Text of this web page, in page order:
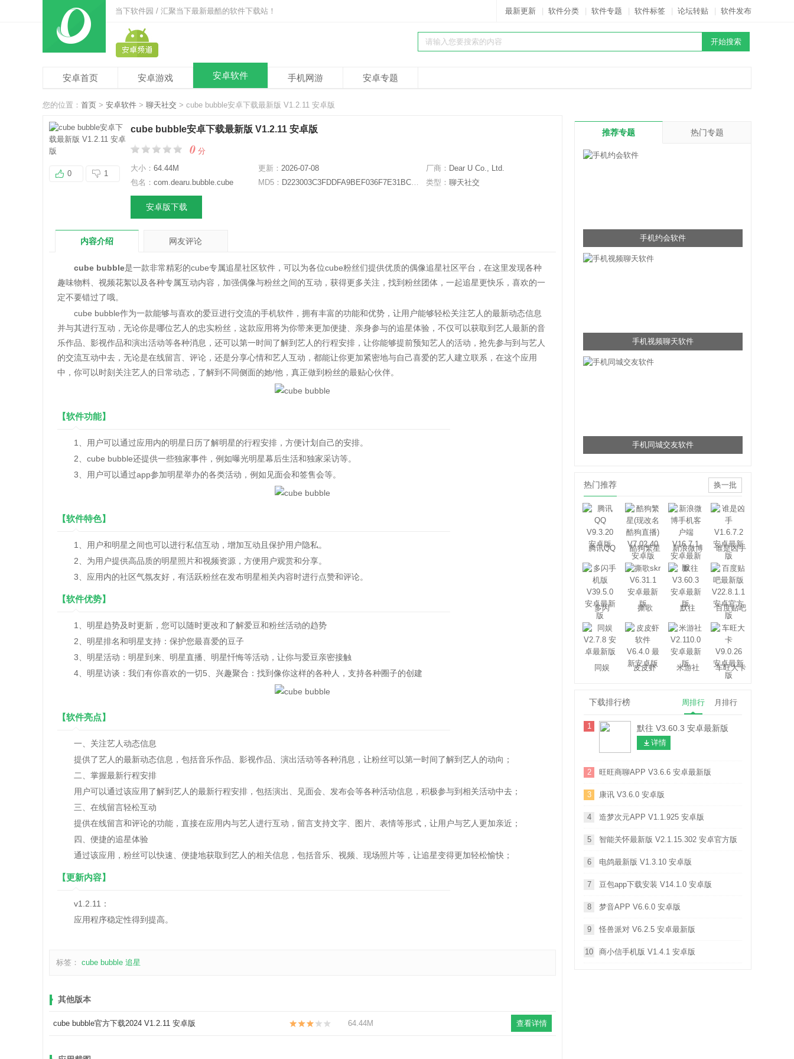
当下软件园 / 汇聚当下最新最酷的软件下载站！ 最新更新 软件分类 软件专题 软件标签 论坛转贴 软件发布
安卓首页 安卓游戏 安卓软件 手机网游 安卓专题
您的位置： 首页 > 安卓软件 > 聊天社交 > cube bubble安卓下载最新版 V1.2.11 安卓版
0 1
cube bubble安卓下载最新版 V1.2.11 安卓版
0 分
大小： 64.44M 更新： 2026-07-08 厂商： Dear U Co., Ltd.
包名： com.dearu.bubble.cube MD5： D223003C3FDDFA9BEF036F7E31BC6949 类型： 聊天社交
安卓版下载
内容介绍 网友评论
cube bubble是一款非常精彩的cube专属追星社区软件，可以为各位cube粉丝们提供优质的偶像追星社区平台，在这里发现各种
趣味物料、视频花絮以及各种专属互动内容，加强偶像与粉丝之间的互动，获得更多关注，找到粉丝团体，一起追星更快乐，喜欢的一
定不要错过了哦。
cube bubble作为一款能够与喜欢的爱豆进行交流的手机软件，拥有丰富的功能和优势，让用户能够轻松关注艺人的最新动态信息
并与其进行互动，无论你是哪位艺人的忠实粉丝，这款应用将为你带来更加便捷、亲身参与的追星体验，不仅可以获取到艺人最新的音
乐作品、影视作品和演出活动等各种消息，还可以第一时间了解到艺人的行程安排，让你能够提前预知艺人的活动，抢先参与到与艺人
的交流互动中去，无论是在线留言、评论，还是分享心情和艺人互动，都能让你更加紧密地与自己喜爱的艺人建立联系，在这个应用
中，你可以时刻关注艺人的日常动态，了解到不同侧面的她/他，真正做到粉丝的最贴心伙伴。
【软件功能】
1、用户可以通过应用内的明星日历了解明星的行程安排，方便计划自己的安排。
2、cube bubble还提供一些独家事件，例如曝光明星幕后生活和独家采访等。
3、用户可以通过app参加明星举办的各类活动，例如见面会和签售会等。
【软件特色】
1、用户和明星之间也可以进行私信互动，增加互动且保护用户隐私。
2、为用户提供高品质的明星照片和视频资源，方便用户观赏和分享。
3、应用内的社区气氛友好，有活跃粉丝在发布明星相关内容时进行点赞和评论。
【软件优势】
1、明星趋势及时更新，您可以随时更改和了解爱豆和粉丝活动的趋势
2、明星排名和明星支持：保护您最喜爱的豆子
3、明星活动：明星到来、明星直播、明星忏悔等活动，让你与爱豆亲密接触
4、明星访谈：我们有你喜欢的一切5、兴趣聚合：找到像你这样的各种人，支持各种圈子的创建
【软件亮点】
一、关注艺人动态信息
提供了艺人的最新动态信息，包括音乐作品、影视作品、演出活动等各种消息，让粉丝可以第一时间了解到艺人的动向；
二、掌握最新行程安排
用户可以通过该应用了解到艺人的最新行程安排，包括演出、见面会、发布会等各种活动信息，积极参与到相关活动中去；
三、在线留言轻松互动
提供在线留言和评论的功能，直接在应用内与艺人进行互动，留言支持文字、图片、表情等形式，让用户与艺人更加亲近；
四、便捷的追星体验
通过该应用，粉丝可以快速、便捷地获取到艺人的相关信息，包括音乐、视频、现场照片等，让追星变得更加轻松愉快；
【更新内容】
v1.2.11：
应用程序稳定性得到提高。
标签： cube bubble 追星
其他版本
查看详情
cube bubble官方下载2024 V1.2.11 安卓版 64.44M
推荐专题 热门专题
手机约会软件
手机视频聊天软件
手机同城交友软件
热门推荐 换一批
腾讯QQ 酷狗繁星 新浪微博 谁是凶手
多闪 撕歌 默往 百度贴吧
同娱 皮皮虾 米游社 车旺大卡
下载排行榜 周排行 月排行
1 默往 V3.60.3 安卓最新版
详情
2 旺旺商聊APP V3.6.6 安卓最新版
3 康讯 V3.6.0 安卓版
4 造梦次元APP V1.1.925 安卓版
5 智能关怀最新版 V2.1.15.302 安卓官方版
6 电鸽最新版 V1.3.10 安卓版
7 豆包app下载安装 V14.1.0 安卓版
8 梦音APP V6.6.0 安卓版
9 怪兽派对 V6.2.5 安卓最新版
10 商小信手机版 V1.4.1 安卓版